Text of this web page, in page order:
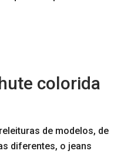
colorida
de modelos, de
diferentes, o jeans